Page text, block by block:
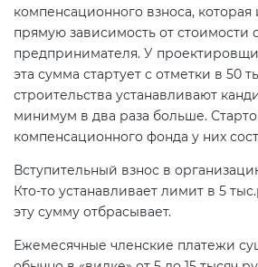
компенсационного взноса,
прямую зависимость от стоимости
предпринимателя. У
эта сумма стартует с отметки в 50
строительства устанавливают
минимум в два раза больше.
компенсационного фонда у них
Вступительный взнос в
Кто-то устанавливает лимит в 5
эту сумму отбрасывает.
Ежемесячные членские платежи